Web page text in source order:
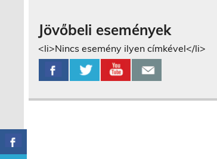
Jövőbeli események
<li>Nincs esemény ilyen címkével</li>